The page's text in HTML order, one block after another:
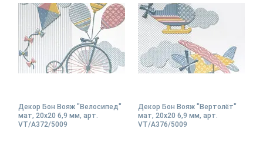
Декор Бон Вояж "Велосипед"
мат, 20x20 6,9 мм, арт.
VT/A372/5009
Декор Бон Вояж "Вертолёт"
мат, 20x20 6,9 мм, арт.
VT/A376/5009